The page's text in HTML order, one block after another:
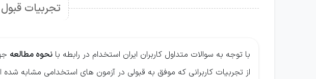
تجربیات
با توجه به سوالات متداول کاربران ایران استخدام در رابطه با نحوه مطالعه
از تجربیات کاربرانی که موفق به قبولی در آزمون های استخدامی مشابه شده